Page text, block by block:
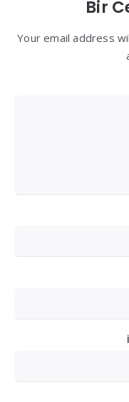
Bir
Your email address